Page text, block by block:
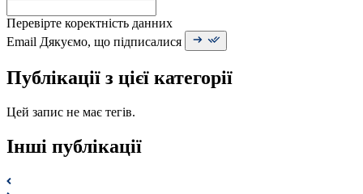
Перевірте коректність данних
Email Дякуємо, що підписалися
Публікації з цієї категорії
Цей запис не має тегів.
Інші публікації